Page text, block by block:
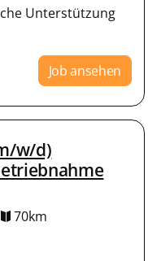
Unterstützung
Job ansehen
w/d)
70km